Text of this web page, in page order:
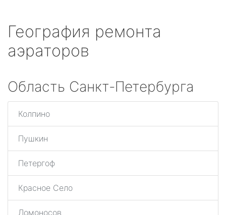
География ремонта
аэраторов
Область Санкт-Петербурга
Колпино
Пушкин
Петергоф
Красное Село
Ломоносов